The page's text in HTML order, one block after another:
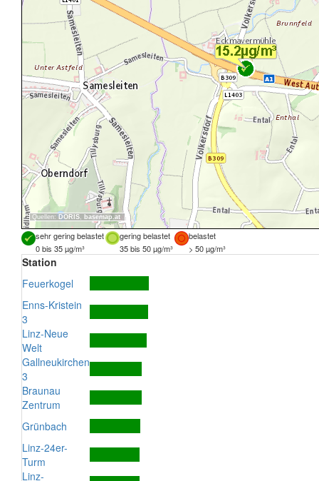
Quellen: DORIS, basemap.at
sehr gering belastet gering belastet
belastet
0 bis 35 µg/m³
35 bis 50 µg/m³ > 50 µg/m³
Station
Feuerkogel
Enns-Kristein
3
Linz-Neue
Welt
Gallneukirchen
3
Braunau
Zentrum
Grünbach
Linz-24er-
Turm
Linz-